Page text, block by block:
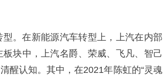
。在新能源汽车转型上，上汽在内部
块中，上汽名爵、荣威、飞凡、智己
醒认知。其中，在2021年陈虹的“灵魂